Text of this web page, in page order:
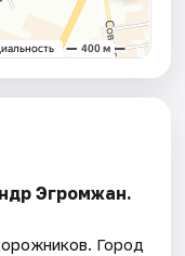
Эгромжан.
. Город